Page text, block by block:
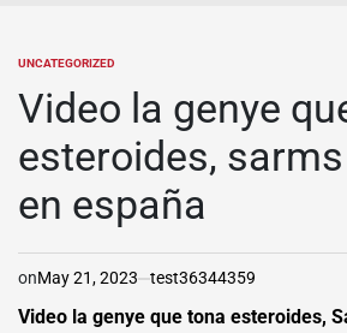
POSTED
UNCATEGORIZED
Video la genye
esteroides,
en españa
onMay 21, 2023 test36344359
Video la genye que tona esteroides,